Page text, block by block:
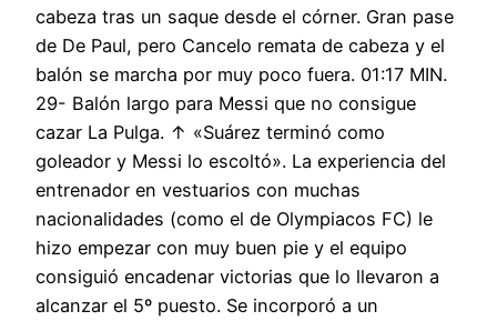
cabeza tras un saque desde el córner. Gran pase
de De Paul, pero Cancelo remata de cabeza y el
balón se marcha por muy poco fuera. 01:17 MIN.
29- Balón largo para Messi que no consigue
cazar La Pulga. ↑ «Suárez terminó como
goleador y Messi lo escoltó». La experiencia del
entrenador en vestuarios con muchas
nacionalidades (como el de Olympiacos FC) le
hizo empezar con muy buen pie y el equipo
consiguió encadenar victorias que lo llevaron a
alcanzar el 5º puesto. Se incorporó a un